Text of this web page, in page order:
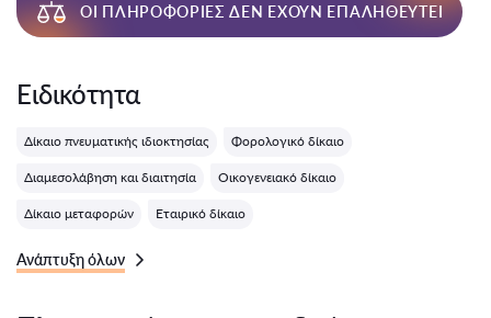
ΟΙ ΠΛΗΡΟΦΟΡΊΕΣ ΔΕΝ ΈΧΟΥΝ ΕΠΑΛΗΘΕΥΤΕΊ
Ειδικότητα
Δίκαιο πνευματικής ιδιοκτησίας Φορολογικό δίκαιο
Διαμεσολάβηση και διαιτησία Οικογενειακό δίκαιο
Δίκαιο μεταφορών Εταιρικό δίκαιο
Ανάπτυξη όλων